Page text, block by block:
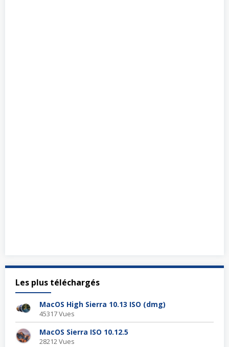
Les plus téléchargés
MacOS High Sierra 10.13 ISO (dmg)
45317 Vues
MacOS Sierra ISO 10.12.5
28212 Vues